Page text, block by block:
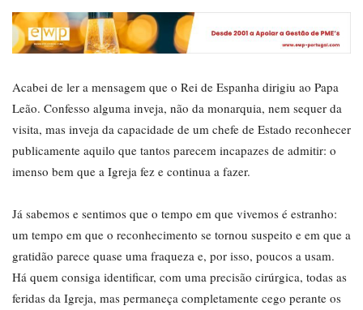
Acabei de ler a mensagem que o Rei de Espanha dirigiu ao Papa
Leão. Confesso alguma inveja, não da monarquia, nem sequer da
visita, mas inveja da capacidade de um chefe de Estado reconhecer
publicamente aquilo que tantos parecem incapazes de admitir: o
imenso bem que a Igreja fez e continua a fazer.
Já sabemos e sentimos que o tempo em que vivemos é estranho:
um tempo em que o reconhecimento se tornou suspeito e em que a
gratidão parece quase uma fraqueza e, por isso, poucos a usam.
Há quem consiga identificar, com uma precisão cirúrgica, todas as
feridas da Igreja, mas permaneça completamente cego perante os